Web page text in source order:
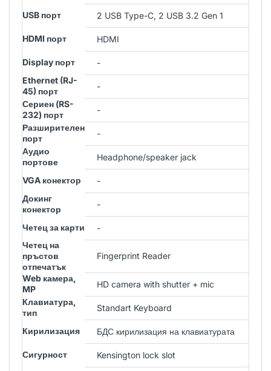
USB порт 2 USB Type-C, 2 USB 3.2 Gen 1
HDMI порт HDMI
Display порт
-
Ethernet (RJ-
45) порт
-
Сериен (RS-
232) порт
-
Разширителен
порт
-
Аудио
портове
Headphone/speaker jack
VGA конектор
-
Докинг
конектор
-
Четец за карти
-
Четец на
пръстов
отпечатък
Fingerprint Reader
Web камера,
MP
HD camera with shutter + mic
Клавиатура,
тип
Standart Keyboard
Кирилизация БДС кирилизация на клавиатурата
Сигурност Kensington lock slot